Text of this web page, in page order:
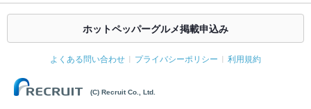
ホットペッパーグルメ掲載申込み
よくある問い合わせ プライバシーポリシー 利用規約
(C) Recruit Co., Ltd.